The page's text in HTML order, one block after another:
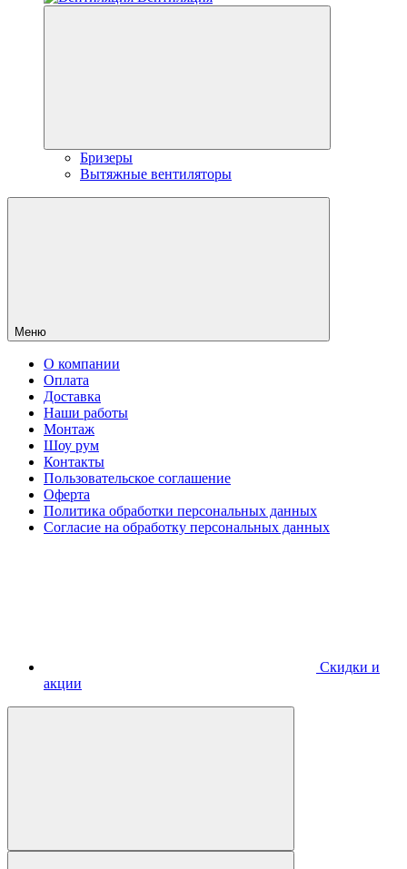
Бризеры
Вытяжные вентиляторы
Меню
О компании
Оплата
Доставка
Наши работы
Монтаж
Шоу рум
Контакты
Пользовательское соглашение
Оферта
Политика обработки персональных данных
Согласие на обработку персональных данных
Скидки и
акции